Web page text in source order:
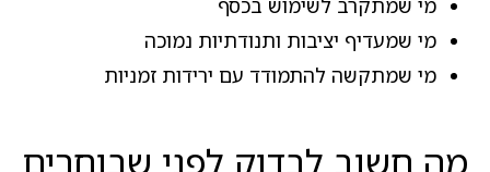
מי שמתקרב לשימוש בכסף
מי שמעדיף יציבות ותנודתיות נמוכה
מי שמתקשה להתמודד עם ירידות זמניות
מה חשוב לבדוק לפני שבוחרים